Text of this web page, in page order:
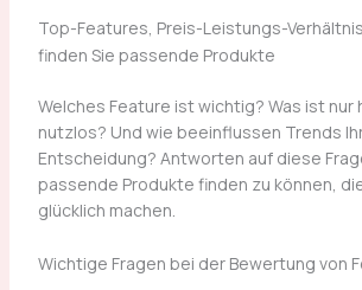
Top-Features, Preis-Leistungs-
finden Sie passende Produkte
Welches Feature ist wichtig? Was ist nur
nutzlos? Und wie beeinflussen Trends
Entscheidung? Antworten auf diese
passende Produkte finden zu können,
glücklich machen.
Wichtige Fragen bei der Bewertung von